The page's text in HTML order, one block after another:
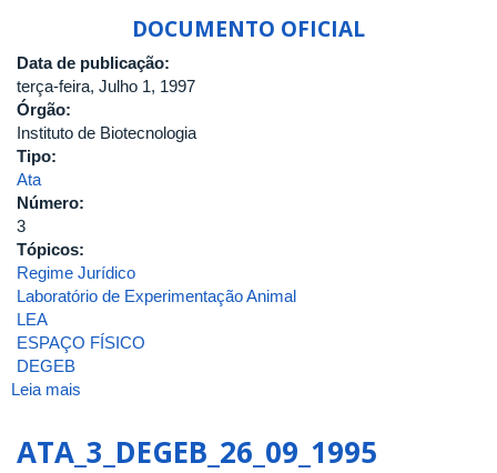
DOCUMENTO OFICIAL
Data de publicação:
terça-feira, Julho 1, 1997
Órgão:
Instituto de Biotecnologia
Tipo:
Ata
Número:
3
Tópicos:
Regime Jurídico
Laboratório de Experimentação Animal
LEA
ESPAÇO FÍSICO
DEGEB
Leia mais
ATA_3_DEGEB_26_09_1995